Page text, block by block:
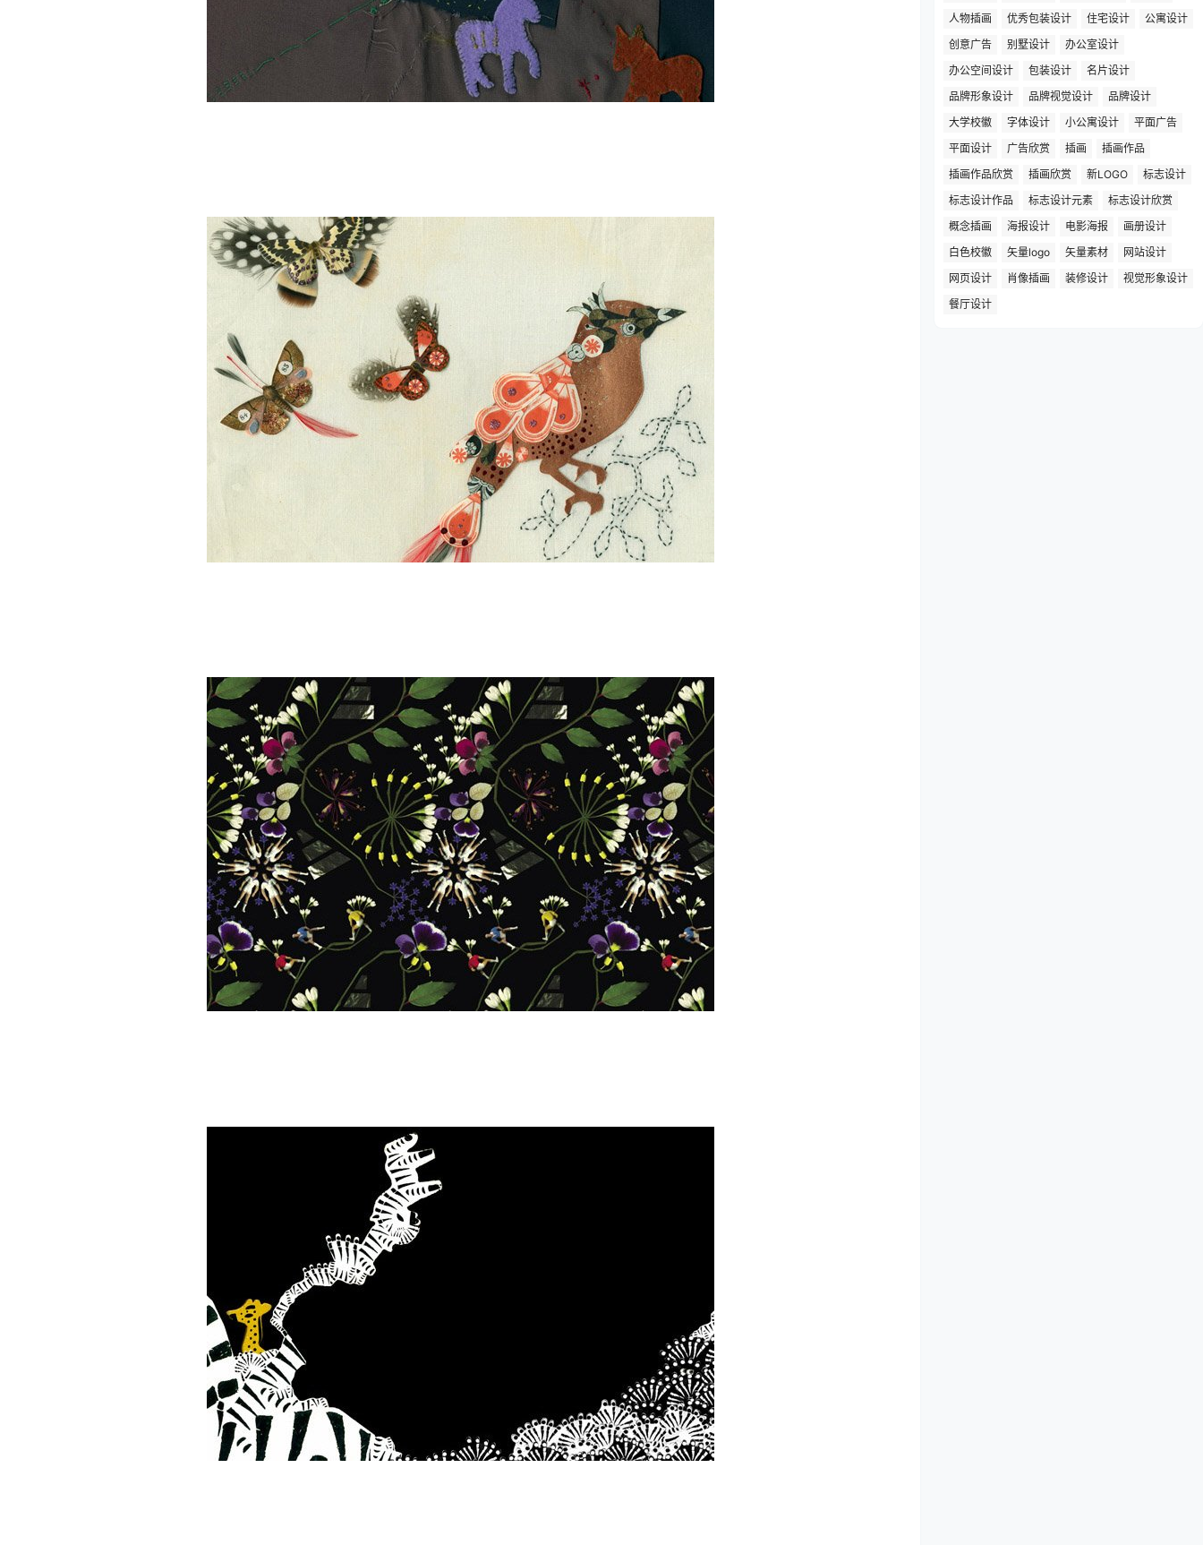
人物插画
优秀包装设计 住宅设计
公寓设计
创意广告
别墅设计
办公室设计
办公空间设计
包装设计
名片设计
品牌形象设计
品牌视觉设计
品牌设计
大学校徽
字体设计 小公寓设计
平面广告
平面设计
广告欣赏 插画
插画作品
插画作品欣赏
插画欣赏 新LOGO
标志设计
标志设计作品
标志设计元素
标志设计欣赏
概念插画
海报设计 电影海报
画册设计
白色校徽
矢量logo 矢量素材
网站设计
网页设计
肖像插画 装修设计
视觉形象设计
餐厅设计